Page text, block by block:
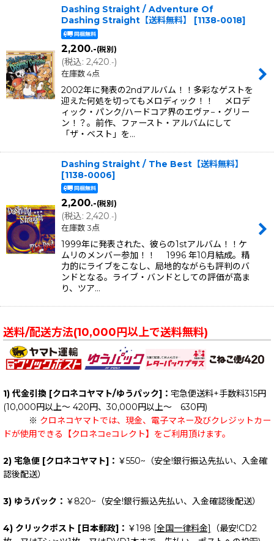
Dashing Straight / Adventure Of
Dashing Straight【送料無料】
[1138-0018]
2,200.-(税別)
(税込: 2,420 .-)
在庫数 4点
2002年に発表の2ndアルバム！！多彩なゲストを
迎えた何処を切ってもメロディック！！ メロデ
ィック・パンク/ハードコア界のエヴァ−・グリー
ン！？。前作、ファースト・アルバムにして
「ザ・ベスト」を…
Dashing Straight / The Best【送料無料】
[1138-0006]
2,200.-(税別)
(税込: 2,420.-)
在庫数 3点
1999年に発表された、彼らの1stアルバム！！ケ
ムリのメンバー参加！！ 1996 年10月結成。精
力的にライブをこなし、局地的ながらも評判のバ
ンドとなる。ライブ・バンドとしての評価が高ま
り、ツア…
送料/配送方法(10,000円以上で送料無料)
1) 代金引換 [クロネコヤマト/ゆうパック]： 宅急便送料+手数料315円
(10,000円以上～ 420円、30,000円以上～ 630円)
※ クロネコヤマトでは、現金、電子マネー及びクレジットカー
ドが使用できる【クロネコeコレクト】をご利用頂けます。
2) 宅急便 [クロネコヤマト]： ￥550~（安全!銀行振込先払い、入金確
認後配送）
3) ゆうパック： ￥820~（安全!銀行振込先払い、入金確認後配送）
4) クリックポスト [日本郵政]： ￥198 [全国一律料金]
（最安!CD2